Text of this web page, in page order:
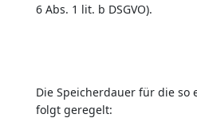
6 Abs. 1 lit. b DSGVO).
Die Speicherdauer für die so
folgt geregelt: